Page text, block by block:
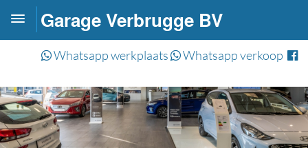
Garage Verbrugge BV
Whatsapp werkplaats Whatsapp verkoop
Toggle
navigation